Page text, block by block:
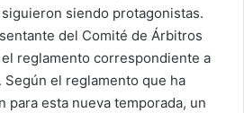
siendo protagonistas.
del Comité de Árbitros
reglamento correspondiente a
el reglamento que ha
para esta nueva temporada, un